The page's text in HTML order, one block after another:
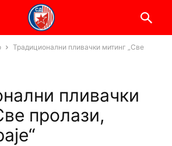
Традиционални пливачки митинг „Све
пливачки
пролази,